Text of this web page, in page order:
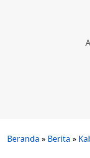
Beranda » Berita »